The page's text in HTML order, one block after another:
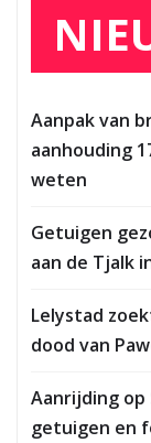
Aanpak van
aanhouding
weten
Getuigen
aan de Tjalk
Lelystad
dood van
Aanrijding
getuigen en